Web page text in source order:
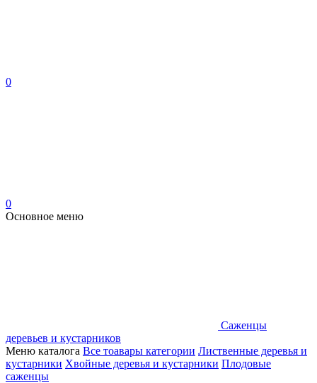
0
0
Основное меню
Саженцы
деревьев и кустарников
Меню каталога Все тоавары категории Лиственные деревья и
кустарники Хвойные деревья и кустарники Плодовые
саженцы